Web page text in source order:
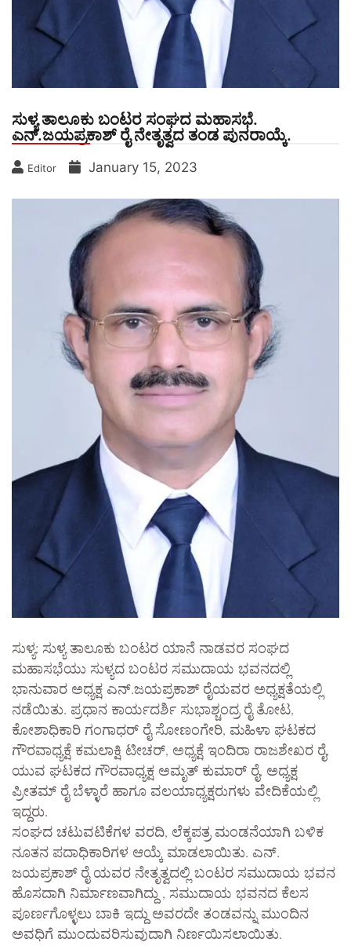
ಸುಳ್ಯ ತಾಲೂಕು ಬಂಟರ ಸಂಘದ ಮಹಾಸಭೆ.
ಎನ್.ಜಯಪ್ರಕಾಶ್ ರೈ ನೇತೃತ್ವದ ತಂಡ ಪುನರಾಯ್ಕೆ.
Editor January 15, 2023
ಸುಳ್ಯ: ಸುಳ್ಯ ತಾಲೂಕು ಬಂಟರ ಯಾನೆ ನಾಡವರ ಸಂಘದ
ಮಹಾಸಭೆಯು ಸುಳ್ಯದ ಬಂಟರ ಸಮುದಾಯ ಭವನದಲ್ಲಿ
ಭಾನುವಾರ ಅಧ್ಯಕ್ಷ ಎನ್.ಜಯಪ್ರಕಾಶ್ ರೈಯವರ ಅಧ್ಯಕ್ಷತೆಯಲ್ಲಿ
ನಡೆಯಿತು. ಪ್ರಧಾನ ಕಾರ್ಯದರ್ಶಿ ಸುಭಾಶ್ಚಂದ್ರ ರೈ ತೋಟ,
ಕೋಶಾಧಿಕಾರಿ ಗಂಗಾಧರ್ ರೈ ಸೋಣಂಗೇರಿ, ಮಹಿಳಾ ಘಟಕದ
ಗೌರವಾಧ್ಯಕ್ಷೆ ಕಮಲಾಕ್ಷಿ ಟೀಚರ್, ಅಧ್ಯಕ್ಷೆ ಇಂದಿರಾ ರಾಜಶೇಖರ ರೈ,
ಯುವ ಘಟಕದ ಗೌರವಾಧ್ಯಕ್ಷ ಅಮೃತ್ ಕುಮಾರ್ ರೈ, ಅಧ್ಯಕ್ಷ
ಪ್ರೀತಮ್ ರೈ ಬೆಳ್ಳಾರೆ ಹಾಗೂ ವಲಯಾಧ್ಯಕ್ಷರುಗಳು ವೇದಿಕೆಯಲ್ಲಿ
ಇದ್ದರು.
ಸಂಘದ ಚಟುವಟಿಕೆಗಳ ವರದಿ, ಲೆಕ್ಕಪತ್ರ ಮಂಡನೆಯಾಗಿ ಬಳಿಕ
ನೂತನ ಪದಾಧಿಕಾರಿಗಳ ಆಯ್ಕೆ ಮಾಡಲಾಯಿತು. ಎನ್.
ಜಯಪ್ರಕಾಶ್ ರೈ ಯವರ ನೇತೃತ್ವದಲ್ಲಿ ಬಂಟರ ಸಮುದಾಯ ಭವನ
ಹೊಸದಾಗಿ ನಿರ್ಮಾಣವಾಗಿದ್ದು , ಸಮುದಾಯ ಭವನದ ಕೆಲಸ
ಪೂರ್ಣಗೊಳ್ಳಲು ಬಾಕಿ ಇದ್ದು ಅವರದೇ ತಂಡವನ್ನು ಮುಂದಿನ
ಅವಧಿಗೆ ಮುಂದುವರಿಸುವುದಾಗಿ ನಿರ್ಣಯಿಸಲಾಯಿತು.